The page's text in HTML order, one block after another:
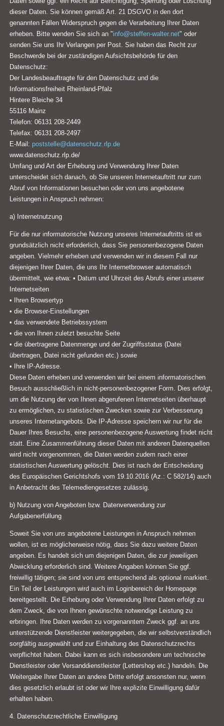
dieser Daten. Sie können gemäß Art. 21 DSGVO in den dort
genannten Fällen Widerspruch gegen die Verarbeitung Ihrer Daten
erheben. Bitte wenden Sie sich an "info@steffen-walter.net" oder
senden Sie uns Ihr Verlangen per Post. Sie haben das Recht zur
Beschwerde bei der zuständigen Aufsichtsbehörde für den
Datenschutz:
Der Landesbeauftragte für den Datenschutz und die
Informationsfreiheit Rheinland-Pfalz
Hintere Bleiche 34
55116 Mainz
Telefon: 06131 208-2449
Telefax: 06131 208-2497
E-Mail: poststelle@datenschutz.rlp.de
www.datenschutz.rlp.de/
Umfang und Art der Erhebung und Verwendung Ihrer Daten
unterscheidet sich danach, ob Sie unseren Internetauftritt nur zum
Abruf von Informationen besuchen oder von uns angebotene
Leistungen in Anspruch nehmen:
a) Internetnutzung
Für die nur informatorische Nutzung unseres Internetauftritts ist es
grundsätzlich nicht erforderlich, dass Sie personenbezogene Daten
angeben. Vielmehr erheben und verwenden wir in diesem Fall nur
diejenigen Ihrer Daten, die uns Ihr Internetbrowser automatisch
übermittelt, wie etwa: • Datum und Uhrzeit des Abrufs einer unserer
Internetseiten
• Ihren Browsertyp
• die Browser-Einstellungen
• das verwendete Betriebssystem
• die von Ihnen zuletzt besuchte Seite
• die übertragene Datenmenge und der Zugriffsstatus (Datei
übertragen, Datei nicht gefunden etc.) sowie
• Ihre IP-Adresse.
Diese Daten erheben und verwenden wir bei einem informatorischen
Besuch ausschließlich in nicht-personenbezogener Form. Dies erfolgt,
um die Nutzung der von Ihnen abgerufenen Internetseiten überhaupt
zu ermöglichen, zu statistischen Zwecken sowie zur Verbesserung
unseres Internetangebots. Die IP-Adresse speichern wir nur für die
Dauer Ihres Besuchs, eine personenbezogene Auswertung findet nicht
statt. Eine Zusammenführung dieser Daten mit anderen Datenquellen
wird nicht vorgenommen, die Daten werden zudem nach einer
statistischen Auswertung gelöscht. Dies ist nach der Entscheidung
des Europäischen Gerichtshofs vom 19.10.2016 (Az.: C 582/14) auch
in Anbetracht des Telemediengesetzes zulässig.
b) Nutzung von Angeboten bzw. Datenverwendung zur
Aufgabenerfüllung
Soweit Sie von uns angebotene Leistungen in Anspruch nehmen
wollen, ist es möglicherweise nötig, dass Sie dazu weitere Daten
angeben. Es handelt sich um diejenigen Daten, die zur jeweiligen
Abwicklung erforderlich sind. Weitere Angaben können Sie ggf.
freiwillig tätigen; sie sind von uns entsprechend als optional markiert.
Ein Teil der Leistungen wird auch im Loginbereich der Homepage
bereitgestellt. Die Erhebung oder Verwendung Ihrer Daten erfolgt zu
dem Zweck, die von Ihnen gewünschte notwendige Leistung zu
erbringen. Ihre Daten werden zu vorgenanntem Zweck ggf. an uns
unterstützende Dienstleister weitergegeben, die wir selbstverständlich
sorgfältig ausgewählt und zur Einhaltung des Datenschutzrechts
verpflichtet haben. Dabei kann es sich insbesondere um technische
Dienstleister oder Versanddienstleister (Lettershop etc.) handeln. Die
Weitergabe Ihrer Daten an andere Dritte erfolgt ansonsten nur, wenn
dies gesetzlich erlaubt ist oder wir Ihre explizite Einwilligung dafür
erhalten haben.
4. Datenschutzrechtliche Einwilligung